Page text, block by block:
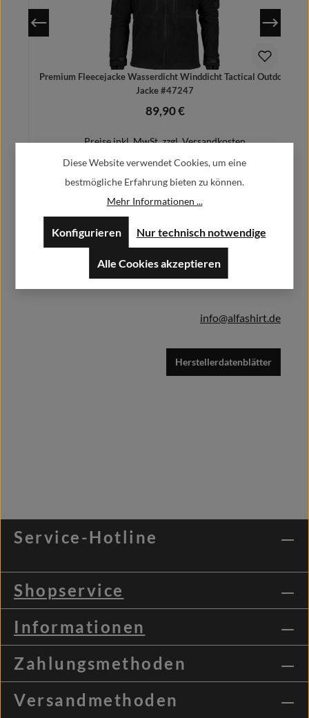
Premium Fleecejacke Wasserdicht Winddicht Tactical Outdoor
Jacke #47247
Regulärer Preis:
89,90 €
Preise inkl. MwSt. zzgl. Versandkosten
Details
Herstellerinformationen:
Alfa GmbH / Alfashirt
Weisweilerstr.20-22
52379 Langerwehe
info@alfashirt.de
Herstellerdatenblätter
Service-Hotline
Shopservice
Informationen
Zahlungsmethoden
Versandmethoden
Diese Website verwendet Cookies, um eine
bestmögliche Erfahrung bieten zu können.
Mehr Informationen ...
Nur technisch notwendige
Konfigurieren
Alle Cookies akzeptieren